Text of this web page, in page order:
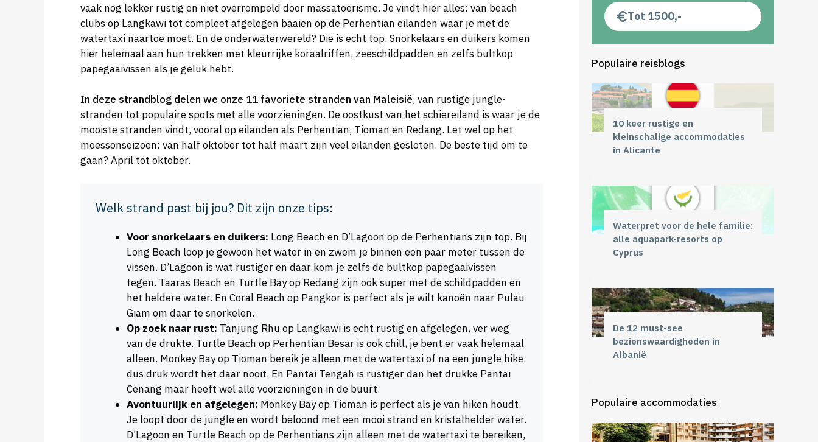
vaak nog lekker rustig en niet overrompeld door massatoerisme. Je vindt hier alles: van beach
clubs op Langkawi tot compleet afgelegen baaien op de Perhentian eilanden waar je met de
watertaxi naartoe moet. En de onderwaterwereld? Die is echt top. Snorkelaars en duikers komen
hier helemaal aan hun trekken met kleurrijke koraalriffen, zeeschildpadden en zelfs bultkop
papegaaivissen als je geluk hebt.
In deze strandblog delen we onze 11 favoriete stranden van Maleisië, van rustige jungle-
stranden tot populaire spots met alle voorzieningen. De oostkust van het schiereiland is waar je de
mooiste stranden vindt, vooral op eilanden als Perhentian, Tioman en Redang. Let wel op het
moessonseizoen: van half oktober tot half maart zijn veel eilanden gesloten. De beste tijd om te
gaan? April tot oktober.
Welk strand past bij jou? Dit zijn onze tips:
Voor snorkelaars en duikers: Long Beach en D’Lagoon op de Perhentians zijn top. Bij
Long Beach loop je gewoon het water in en zwem je binnen een paar meter tussen de
vissen. D’Lagoon is wat rustiger en daar kom je zelfs de bultkop papegaaivissen
tegen. Taaras Beach en Turtle Bay op Redang zijn ook super met de schildpadden en
het heldere water. En Coral Beach op Pangkor is perfect als je wilt kanoën naar Pulau
Giam om daar te snorkelen.
Op zoek naar rust: Tanjung Rhu op Langkawi is echt rustig en afgelegen, ver weg
van de drukte. Turtle Beach op Perhentian Besar is ook chill, je bent er vaak helemaal
alleen. Monkey Bay op Tioman bereik je alleen met de watertaxi of na een jungle hike,
dus druk wordt het daar nooit. En Pantai Tengah is rustiger dan het drukke Pantai
Cenang maar heeft wel alle voorzieningen in de buurt.
Avontuurlijk en afgelegen: Monkey Bay op Tioman is perfect als je van hiken houdt.
Je loopt door de jungle en wordt beloond met een mooi strand en kristalhelder water.
D’Lagoon en Turtle Beach op de Perhentians zijn alleen met de watertaxi te bereiken,
Tot 1500,-
Populaire reisblogs
10 keer rustige en
kleinschalige accommodaties
in Alicante
Waterpret voor de hele familie:
alle aquapark-resorts op
Cyprus
De 12 must-see
bezienswaardigheden in
Albanië
Populaire accommodaties